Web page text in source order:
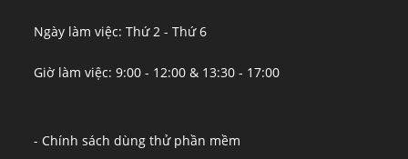
Ngày làm việc: Thứ 2 - Thứ 6
Giờ làm việc: 9:00 - 12:00 & 13:30 - 17:00
- Chính sách dùng thử phần mềm